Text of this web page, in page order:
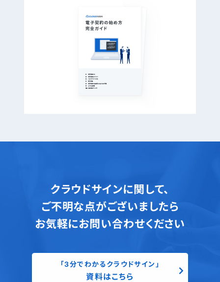
クラウドサインに関して、
ご不明な点がございましたら
お気軽にお問い合わせください
「3分でわかるクラウドサイン」
資料はこちら